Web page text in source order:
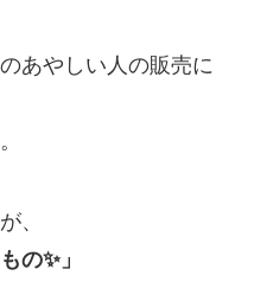
あやしい人の販売に
、
の✨」